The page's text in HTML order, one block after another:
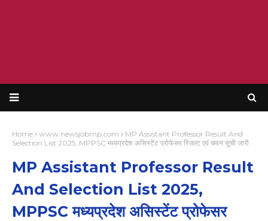
Home www.newsjobmp.com
MP Assistant Professor Result And
Selection List 2025, MPPSC मध्यप्रदेश असिस्टेंट प्रोफेसर रिजल्ट एवं चयन सूची जारी
MP Assistant Professor Result
And Selection List 2025,
MPPSC मध्यप्रदेश असिस्टेंट प्रोफेसर